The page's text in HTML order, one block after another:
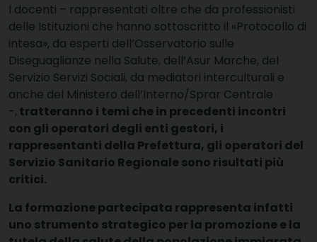
I docenti – rappresentati oltre che da professionisti
delle Istituzioni che hanno sottoscritto il «Protocollo di
intesa», da esperti dell’Osservatorio sulle
Diseguaglianze nella Salute, dell’Asur Marche, del
Servizio Servizi Sociali, da mediatori interculturali e
anche del Ministero dell’Interno/Sprar Centrale
-, tratteranno i temi che in precedenti incontri
con gli operatori degli enti gestori, i
rappresentanti della Prefettura, gli operatori del
Servizio Sanitario Regionale sono risultati più
critici.
La formazione partecipata rappresenta infatti
uno strumento strategico per la promozione e la